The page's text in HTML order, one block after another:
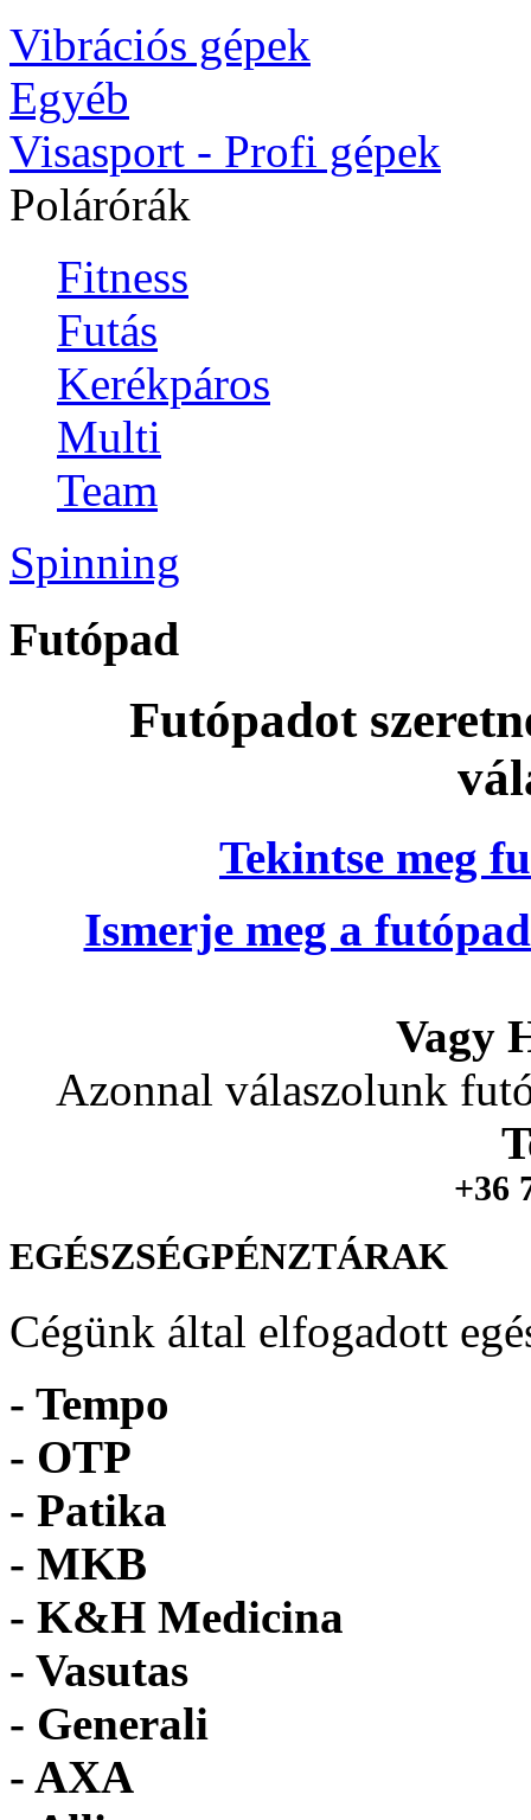
Vibrációs gépek
Egyéb
Visasport - Profi gépek
Polárórák
Fitness
Futás
Kerékpáros
Multi
Team
Spinning
Futópad
Futópadot
Tekintse meg
Ismerje meg a
Vagy
Azonnal válaszolunk
+36
EGÉSZSÉGPÉNZTÁRAK
Cégünk által elfogadott
- Tempo
- OTP
- Patika
- MKB
- K&H Medicina
- Vasutas
- Generali
- AXA